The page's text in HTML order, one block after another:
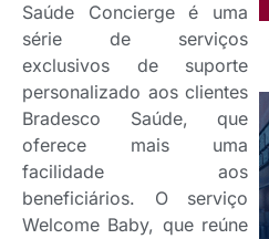
Saúde Concierge é uma
série de serviços
exclusivos de suporte
personalizado aos clientes
Bradesco Saúde, que
oferece mais uma
facilidade aos
beneficiários. O serviço
Welcome Baby, que reúne